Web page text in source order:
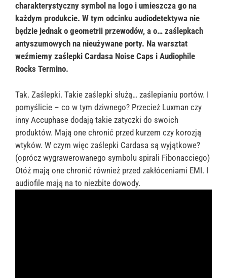
charakterystyczny symbol na logo i umieszcza go na
każdym produkcie. W tym odcinku audiodetektywa nie
będzie jednak o geometrii przewodów, a o… zaślepkach
antyszumowych na nieużywane porty. Na warsztat
weźmiemy zaślepki Cardasa Noise Caps i Audiophile
Rocks Termino.
Tak. Zaślepki. Takie zaślepki służą… zaślepianiu portów. I
pomyślicie – co w tym dziwnego? Przecież Luxman czy
inny Accuphase dodają takie zatyczki do swoich
produktów. Mają one chronić przed kurzem czy korozją
wtyków. W czym więc zaślepki Cardasa są wyjątkowe?
(oprócz wygrawerowanego symbolu spirali Fibonacciego)
Otóż mają one chronić również przed zakłóceniami EMI. I
audiofile mają na to niezbite dowody.